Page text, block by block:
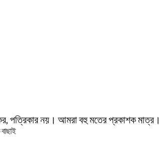
পত্রিকার নয়। আমরা বহু মতের প্রকাশক মাত্র।